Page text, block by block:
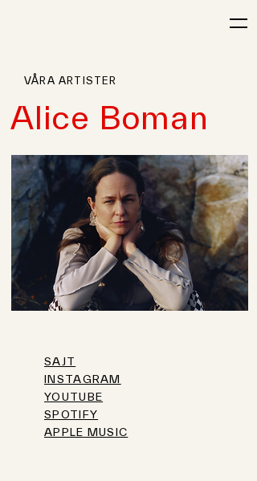
VÅRA ARTISTER
Alice Boman
SAJT
INSTAGRAM
YOUTUBE
SPOTIFY
APPLE MUSIC